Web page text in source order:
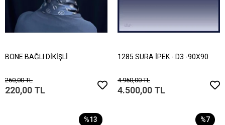
BONE BAĞLI DİKİŞLİ
260,00 TL
220,00 TL
1285 SURA İPEK - D3 -90X90
4.950,00 TL
4.500,00 TL
%13 %7